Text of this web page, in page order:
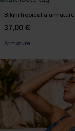
Bikini tropical à armature
37,00 €
Armature